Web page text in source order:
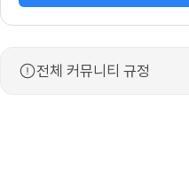
전체 커뮤니티 규정